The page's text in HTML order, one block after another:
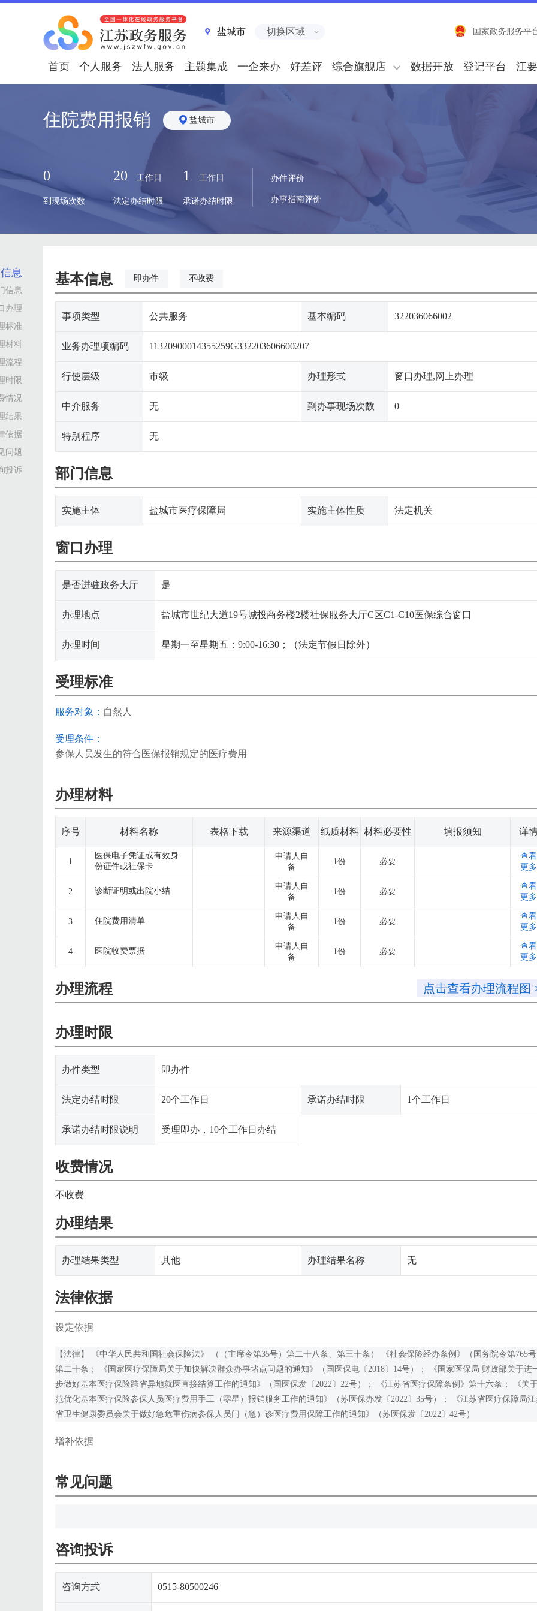
盐城市 切换区域 国家政务服务平
首页 个人服务 法人服务 主题集成 一企来办 好差评 综合旗舰店 数据开放 登记平台 江
住院费用报销 盐城市
0
到现场次数
20 工作日
法定办结时限
1 工作日
承诺办结时限
办件评价
办事指南评价
息
信息
办理
标准
材料
流程
时限
情况
结果
依据
问题
投诉
基本信息 即办件 不收费
事项类型 公共服务 基本编码 322036066002
业务办理项编码 11320900014355259G332203606600207
行使层级 市级 办理形式 窗口办理,网上办理
中介服务 无 到办事现场次数 0
特别程序 无
部门信息
实施主体 盐城市医疗保障局 实施主体性质 法定机关
窗口办理
是否进驻政务大厅 是
办理地点 盐城市世纪大道19号城投商务楼2楼社保服务大厅C区C1-C10医保综合窗口
办理时间 星期一至星期五：9:00-16:30；（法定节假日除外）
受理标准
服务对象： 自然人
受理条件：
参保人员发生的符合医保报销规定的医疗费用
办理材料
序号 材料名称 表格下载 来源渠道 纸质材料 材料必要性 填报须知 详
1
医保电子凭证或有效身
份证件或社保卡
申请人自
备
1份 必要
查看
更多
2 诊断证明或出院小结
申请人自
备
1份 必要
查看
更多
3 住院费用清单
申请人自
备
1份 必要
查看
更多
4 医院收费票据
申请人自
备
1份 必要
查看
更多
办理流程 点击查看办理流程图
办理时限
办件类型 即办件
法定办结时限 20个工作日 承诺办结时限 1个工作日
承诺办结时限说明 受理即办，10个工作日办结
收费情况
不收费
办理结果
办理结果类型 其他 办理结果名称 无
法律依据
设定依据
【法律】 《中华人民共和国社会保险法》 （（主席令第35号）第二十八条、第三十条） 《社会保险经办条例》（国务院令第765
第二十条； 《国家医疗保障局关于加快解决群众办事堵点问题的通知》（国医保电〔2018〕14号）； 《国家医保局 财政部关于进
步做好基本医疗保险跨省异地就医直接结算工作的通知》（国医保发〔2022〕22号）； 《江苏省医疗保障条例》第十六条； 《关
范优化基本医疗保险参保人员医疗费用手工（零星）报销服务工作的通知》（苏医保办发〔2022〕35号）； 《江苏省医疗保障局
省卫生健康委员会关于做好急危重伤病参保人员门（急）诊医疗费用保障工作的通知》（苏医保发〔2022〕42号）
增补依据
常见问题
咨询投诉
咨询方式 0515-80500246